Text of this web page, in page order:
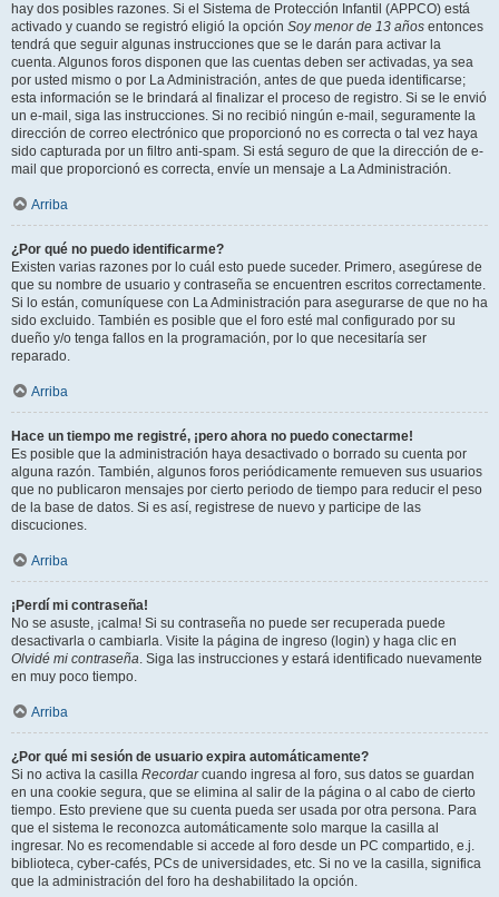
hay dos posibles razones. Si el Sistema de Protección Infantil (APPCO) está
activado y cuando se registró eligió la opción Soy menor de 13 años entonces
tendrá que seguir algunas instrucciones que se le darán para activar la
cuenta. Algunos foros disponen que las cuentas deben ser activadas, ya sea
por usted mismo o por La Administración, antes de que pueda identificarse;
esta información se le brindará al finalizar el proceso de registro. Si se le envió
un e-mail, siga las instrucciones. Si no recibió ningún e-mail, seguramente la
dirección de correo electrónico que proporcionó no es correcta o tal vez haya
sido capturada por un filtro anti-spam. Si está seguro de que la dirección de e-
mail que proporcionó es correcta, envíe un mensaje a La Administración.
Arriba
¿Por qué no puedo identificarme?
Existen varias razones por lo cuál esto puede suceder. Primero, asegúrese de
que su nombre de usuario y contraseña se encuentren escritos correctamente.
Si lo están, comuníquese con La Administración para asegurarse de que no ha
sido excluido. También es posible que el foro esté mal configurado por su
dueño y/o tenga fallos en la programación, por lo que necesitaría ser
reparado.
Arriba
Hace un tiempo me registré, ¡pero ahora no puedo conectarme!
Es posible que la administración haya desactivado o borrado su cuenta por
alguna razón. También, algunos foros periódicamente remueven sus usuarios
que no publicaron mensajes por cierto periodo de tiempo para reducir el peso
de la base de datos. Si es así, registrese de nuevo y participe de las
discuciones.
Arriba
¡Perdí mi contraseña!
No se asuste, ¡calma! Si su contraseña no puede ser recuperada puede
desactivarla o cambiarla. Visite la página de ingreso (login) y haga clic en
Olvidé mi contraseña. Siga las instrucciones y estará identificado nuevamente
en muy poco tiempo.
Arriba
¿Por qué mi sesión de usuario expira automáticamente?
Si no activa la casilla Recordarcuando ingresa al foro, sus datos se guardan
en una cookie segura, que se elimina al salir de la página o al cabo de cierto
tiempo. Esto previene que su cuenta pueda ser usada por otra persona. Para
que el sistema le reconozca automáticamente solo marque la casilla al
ingresar. No es recomendable si accede al foro desde un PC compartido, e.j.
biblioteca, cyber-cafés, PCs de universidades, etc. Si no ve la casilla, significa
que la administración del foro ha deshabilitado la opción.